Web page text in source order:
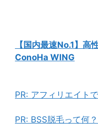
【国内最速No.1】高
ConoHa WING
PR: アフィリエイト
PR: BSS脱毛って何